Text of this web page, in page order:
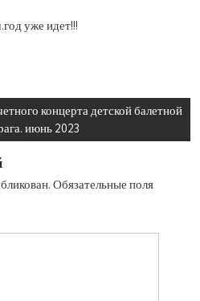
уже идет!!!
концерта детской балетной
июнь 2023
Обязательные поля